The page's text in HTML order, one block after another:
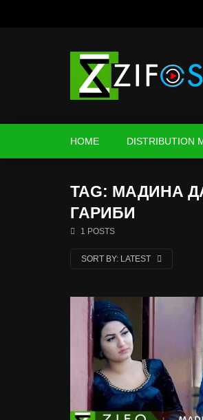
HOME DISTRIBUTION
TAG: МАДИНА
ГАРИБИ
1 POSTS
SORT BY: LATEST